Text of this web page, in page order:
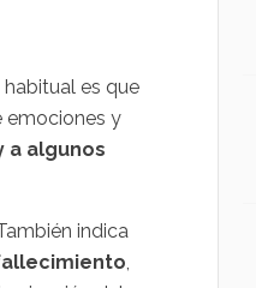
es que
emociones y
a algunos
indica